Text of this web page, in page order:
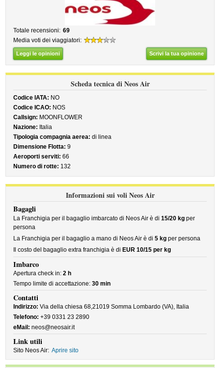
Totale recensioni: 69
Media voti dei viaggiatori:
Leggi le opinioni Scrivi la tua opinione
Scheda tecnica di Neos Air
Codice IATA: NO
Codice ICAO: NOS
Callsign: MOONFLOWER
Nazione: Italia
Tipologia compagnia aerea: di linea
Dimensione Flotta: 9
Aeroporti serviti: 66
Numero di rotte: 132
Informazioni sui voli Neos Air
Bagagli
La Franchigia per il bagaglio imbarcato di Neos Air è di15/20 kg per
persona
La Franchigia per il bagaglio a mano di Neos Air è di5 kg per persona
Il costo del bagaglio extra franchigia è di EUR 10/15 per kg
Imbarco
Apertura check in:2 h
Tempo limite di accettazione:30 min
Contatti
Indirizzo: Via della chiesa 68,21019 Somma Lombardo (VA), Italia
Telefono: +39 0331 23 2890
eMail: neos@neosair.it
Link utili
Sito Neos Air: Aprire sito